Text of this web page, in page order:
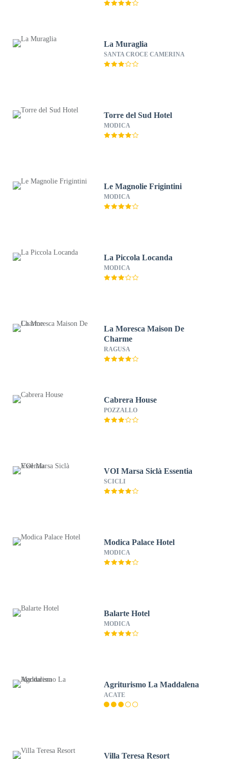
La Muraglia
SANTA CROCE CAMERINA
Torre del Sud Hotel
MODICA
Le Magnolie Frigintini
MODICA
La Piccola Locanda
MODICA
La Moresca Maison De
Charme
RAGUSA
Cabrera House
POZZALLO
VOI Marsa Siclà Essentia
SCICLI
Modica Palace Hotel
MODICA
Balarte Hotel
MODICA
Agriturismo La Maddalena
ACATE
Villa Teresa Resort